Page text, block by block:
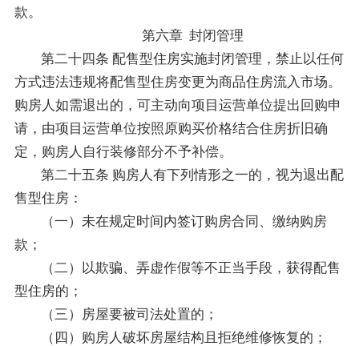
款。
第六章 封闭管理
第二十四条 配售型住房实施封闭管理，禁止以任何
方式违法违规将配售型住房变更为商品住房流入市场。
购房人如需退出的，可主动向项目运营单位提出回购申
请，由项目运营单位按照原购买价格结合住房折旧确
定，购房人自行装修部分不予补偿。
第二十五条 购房人有下列情形之一的，视为退出配
售型住房：
（一）未在规定时间内签订购房合同、缴纳购房
款；
（二）以欺骗、弄虚作假等不正当手段，获得配售
型住房的；
（三）房屋要被司法处置的；
（四）购房人破坏房屋结构且拒绝维修恢复的；